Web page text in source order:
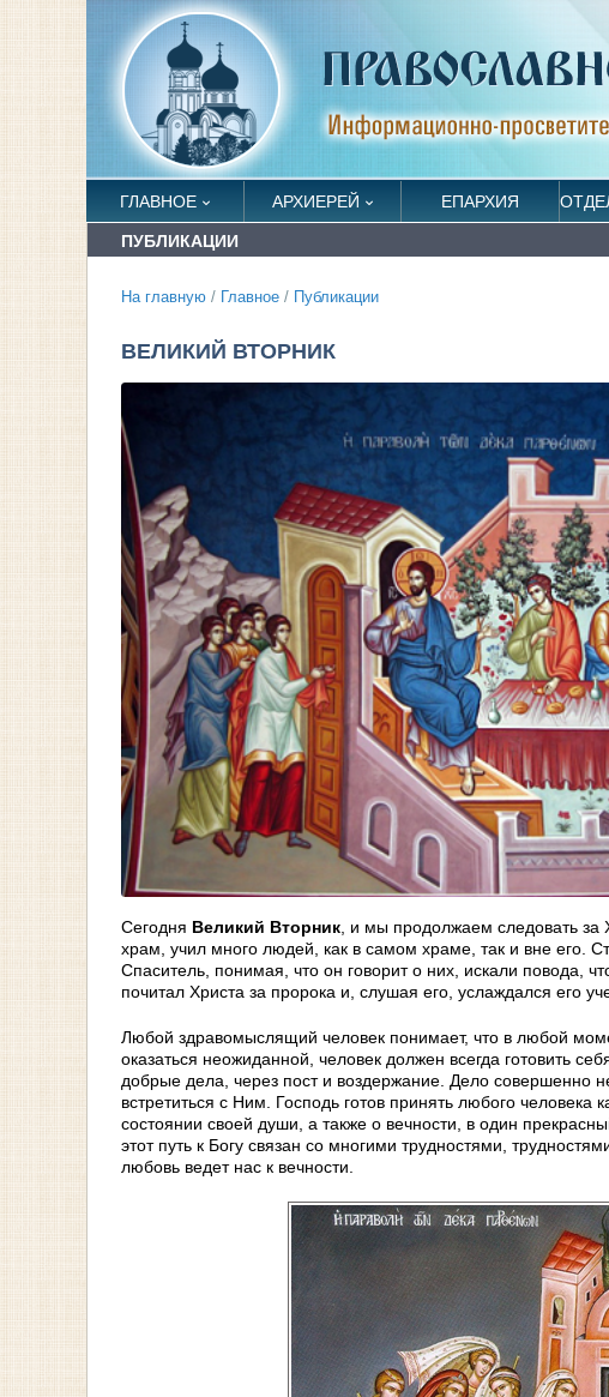
ГЛАВНОЕ АРХИЕРЕЙ ЕПАРХИЯ
ПУБЛИКАЦИИ
На главную / Главное / Публикации
ВЕЛИКИЙ ВТОРНИК
Сегодня Великий Вторник, и мы продолжаем следовать за
храм, учил много людей, как в самом храме, так и вне его.
Спаситель, понимая, что он говорит о них, искали повода,
почитал Христа за пророка и, слушая его, услаждался его
Любой здравомыслящий человек понимает, что в любой
оказаться неожиданной, человек должен всегда готовить
добрые дела, через пост и воздержание. Дело совершенно
встретиться с Ним. Господь готов принять любого
состоянии своей души, а также о вечности, в один
этот путь к Богу связан со многими трудностями,
любовь ведет нас к вечности.